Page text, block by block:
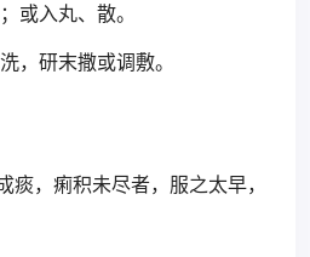
或入丸、散。
，研末撒或调敷。
痰，痢积未尽者，服之太早，